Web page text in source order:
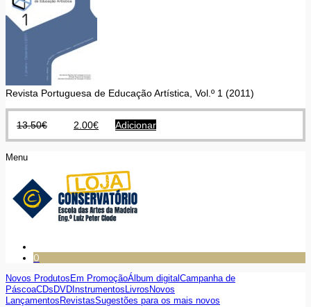
Revista Portuguesa de Educação Artística, Vol.º 1 (2011)
13.50€ 2.00€ Adicionar
Menu
0
Novos Produtos Em PromoçãoÁlbum digitalCampanha de
PáscoaCDs DVD Instrumentos Livros Novos
Lançamentos RevistasSugestões para os mais novos